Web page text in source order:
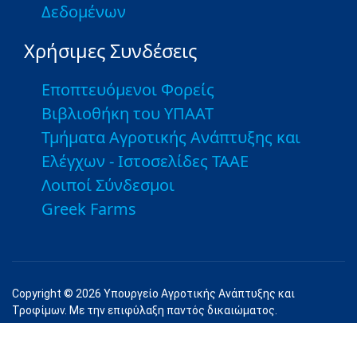
Δεδομένων
Χρήσιμες Συνδέσεις
Εποπτευόμενοι Φορείς
Βιβλιοθήκη του ΥΠΑΑΤ
Τμήματα Αγροτικής Ανάπτυξης και
Ελέγχων - Ιστοσελίδες ΤΑΑΕ
Λοιποί Σύνδεσμοι
Greek Farms
Copyright © 2026 Υπουργείο Αγροτικής Ανάπτυξης και
Τροφίμων. Με την επιφύλαξη παντός δικαιώματος.